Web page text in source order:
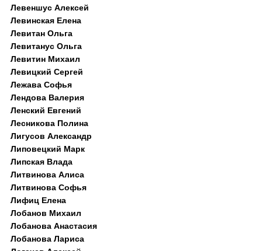
Левеншус Алексей
Левинская Елена
Левитан Ольга
Левитанус Ольга
Левитин Михаил
Левицкий Сергей
Лежава Софья
Лендова Валерия
Ленский Евгений
Лесникова Полина
Лигусов Александр
Липовецкий Марк
Липская Влада
Литвинова Алиса
Литвинова Софья
Лифиц Елена
Лобанов Михаил
Лобанова Анастасия
Лобанова Лариса